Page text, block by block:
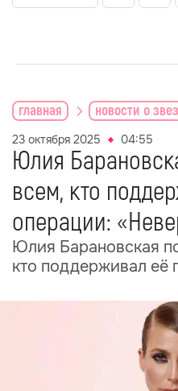
главная новости о
23 октября 2025 04:55
Юлия
всем, кто
операции:
Юлия Барановская
кто поддерживал её